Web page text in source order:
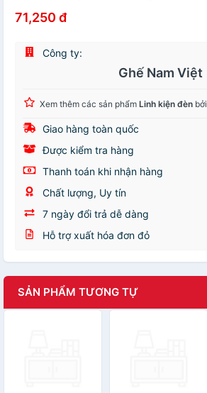
71,250 đ
Công ty:
Ghế Nam Việt
Xem thêm các sản phẩm Linh kiện đèn bởi
Giao hàng toàn quốc
Được kiểm tra hàng
Thanh toán khi nhận hàng
Chất lượng, Uy tín
7 ngày đổi trả dễ dàng
Hỗ trợ xuất hóa đơn đỏ
SẢN PHẨM TƯƠNG TỰ